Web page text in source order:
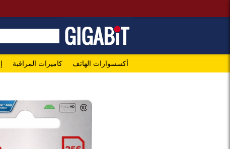
أكسسوارات الهاتف كاميرات المراقبة